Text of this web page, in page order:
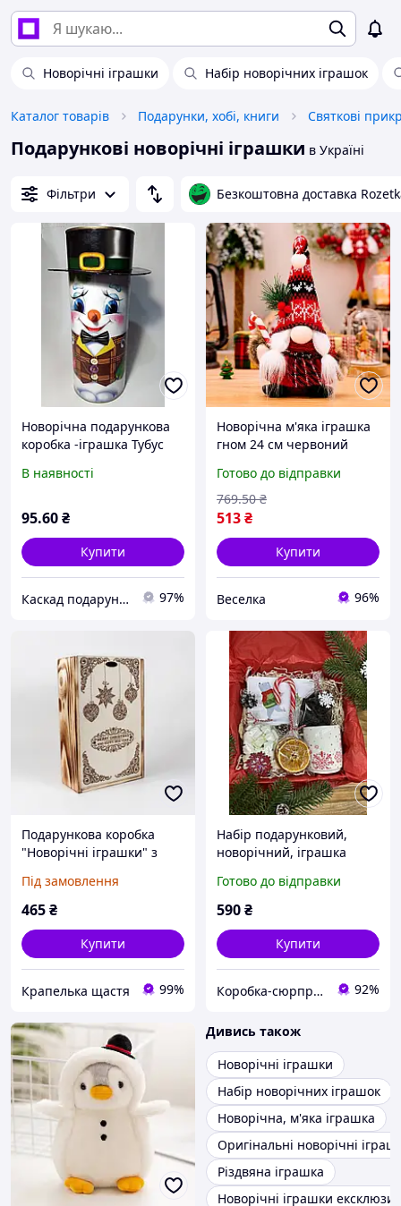
Новорічні іграшки Набір новорічних іграшок
Каталог товарів Подарунки, хобі, книги Cвяткові
Подарункові новорічні іграшки в Україні
Фільтри Безкоштовна доставка
Новорічна подарункова
коробка -іграшка Тубус
В наявності
95.60₴
Купити
Каскад подарунків 97%
Новорічна м'яка іграшка
гном 24 см червоний
декору свята та
подарунка FLAME
Готово до відправки
513₴
769.50 ₴
Купити
Веселка 96%
Подарункова коробка
"Новорічні іграшки" з
Під замовлення
465₴
Купити
Крапелька щастя 99%
Набір подарунковий,
новорічний, іграшка
свічки набір,
Натуральний, подарунок
Готово до відправки
590₴
Купити
Коробка-сюрприз 92%
Дивись також
Новорічні іграшки
Набір новорічних іграшок
Новорічна, м'яка іграшка
Оригінальні новорічні
Різдвяна іграшка
Новорічні іграшки